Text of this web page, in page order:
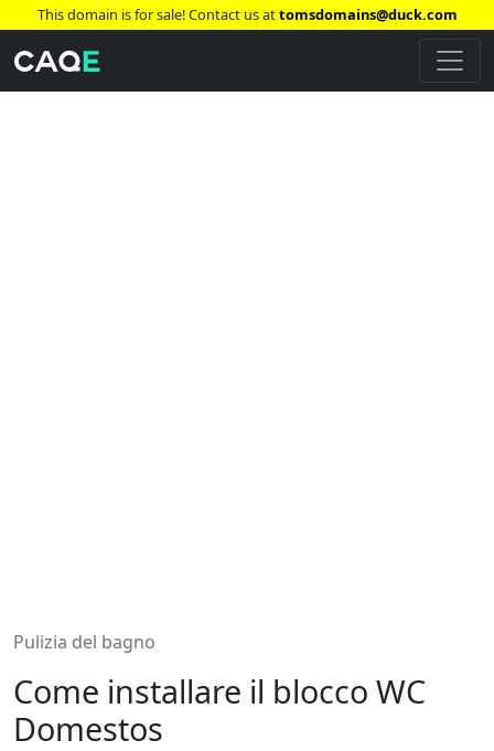
This domain is for sale! Contact us attomsdomains@duck.com
Pulizia del bagno
Come installare il blocco WC
Domestos